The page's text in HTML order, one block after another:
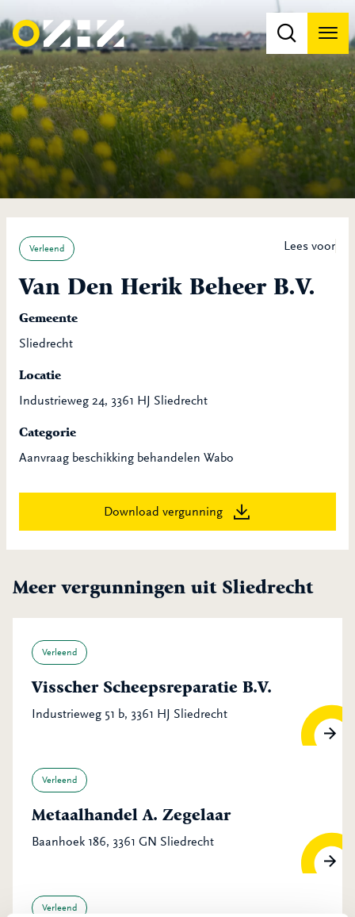
Lees voor
Verleend
Van Den Herik Beheer B.V.
Gemeente
Sliedrecht
Locatie
Industrieweg 24, 3361 HJ Sliedrecht
Categorie
Aanvraag beschikking behandelen Wabo
Download vergunning
Meer vergunningen uit Sliedrecht
Verleend
Visscher Scheepsreparatie B.V.
Industrieweg 51 b, 3361 HJ Sliedrecht
Verleend
Metaalhandel A. Zegelaar
Baanhoek 186, 3361 GN Sliedrecht
Verleend